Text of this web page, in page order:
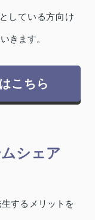
している方向け
きます。
こちら
シェア
するメリットを